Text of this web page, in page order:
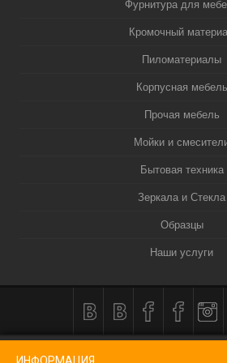
Фурнитура для
Кромочный
Пиломатериалы
Корпусная мебель
Прочая мебель
Мойки и
Бытовая техника
Зеркала и Стекла
Образцы
Наши услуги
ИНФОРМАЦИЯ